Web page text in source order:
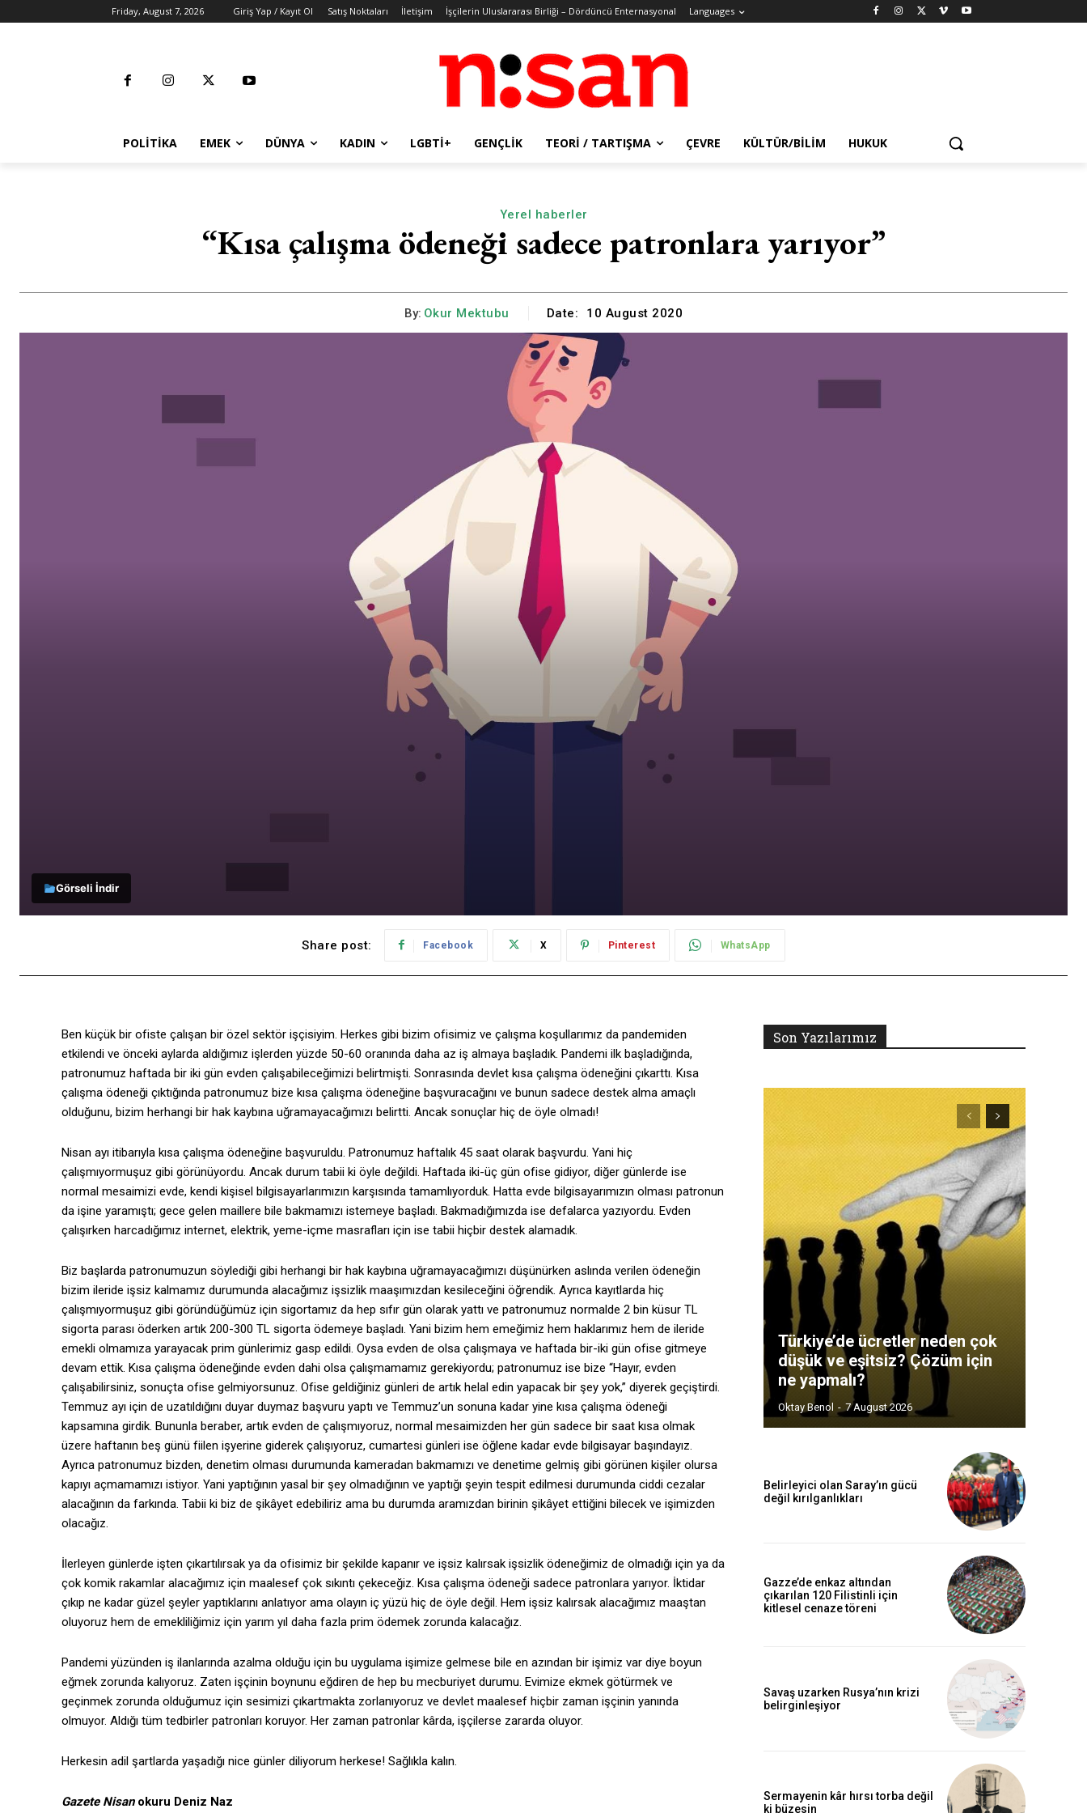
Friday, August 7, 2026 Giriş Yap / Kayıt Ol Satış Noktaları İletişim İşçilerin Uluslararası Birliği – Dördüncü Enternasyonal Languages
POLITIKA EMEK DÜNYA KADIN LGBTİ+ GENÇLIK TEORI / TARTIŞMA ÇEVRE KÜLTÜR/BILIM HUKUK
Yerel haberler
“Kısa çalışma ödeneği sadece patronlara yarıyor”
By: Okur Mektubu Date: 10 August 2020
Görseli İndir
Share post: Facebook X Pinterest WhatsApp
Ben küçük bir ofiste çalışan bir özel sektör işçisiyim. Herkes gibi bizim ofisimiz ve çalışma koşullarımız da pandemiden
etkilendi ve önceki aylarda aldığımız işlerden yüzde 50-60 oranında daha az iş almaya başladık. Pandemi ilk başladığında,
patronumuz haftada bir iki gün evden çalışabileceğimizi belirtmişti. Sonrasında devlet kısa çalışma ödeneğini çıkarttı. Kısa
çalışma ödeneği çıktığında patronumuz bize kısa çalışma ödeneğine başvuracağını ve bunun sadece destek alma amaçlı
olduğunu, bizim herhangi bir hak kaybına uğramayacağımızı belirtti. Ancak sonuçlar hiç de öyle olmadı!
Nisan ayı itibarıyla kısa çalışma ödeneğine başvuruldu. Patronumuz haftalık 45 saat olarak başvurdu. Yani hiç
çalışmıyormuşuz gibi görünüyordu. Ancak durum tabii ki öyle değildi. Haftada iki-üç gün ofise gidiyor, diğer günlerde ise
normal mesaimizi evde, kendi kişisel bilgisayarlarımızın karşısında tamamlıyorduk. Hatta evde bilgisayarımızın olması patronun
da işine yaramıştı; gece gelen maillere bile bakmamızı istemeye başladı. Bakmadığımızda ise defalarca yazıyordu. Evden
çalışırken harcadığımız internet, elektrik, yeme-içme masrafları için ise tabii hiçbir destek alamadık.
Biz başlarda patronumuzun söylediği gibi herhangi bir hak kaybına uğramayacağımızı düşünürken aslında verilen ödeneğin
bizim ileride işsiz kalmamız durumunda alacağımız işsizlik maaşımızdan kesileceğini öğrendik. Ayrıca kayıtlarda hiç
çalışmıyormuşuz gibi göründüğümüz için sigortamız da hep sıfır gün olarak yattı ve patronumuz normalde 2 bin küsur TL
sigorta parası öderken artık 200-300 TL sigorta ödemeye başladı. Yani bizim hem emeğimiz hem haklarımız hem de ileride
emekli olmamıza yarayacak prim günlerimiz gasp edildi. Oysa evden de olsa çalışmaya ve haftada bir-iki gün ofise gitmeye
devam ettik. Kısa çalışma ödeneğinde evden dahi olsa çalışmamamız gerekiyordu; patronumuz ise bize “Hayır, evden
çalışabilirsiniz, sonuçta ofise gelmiyorsunuz. Ofise geldiğiniz günleri de artık helal edin yapacak bir şey yok,” diyerek geçiştirdi.
Temmuz ayı için de uzatıldığını duyar duymaz başvuru yaptı ve Temmuz’un sonuna kadar yine kısa çalışma ödeneği
kapsamına girdik. Bununla beraber, artık evden de çalışmıyoruz, normal mesaimizden her gün sadece bir saat kısa olmak
üzere haftanın beş günü fiilen işyerine giderek çalışıyoruz, cumartesi günleri ise öğlene kadar evde bilgisayar başındayız.
Ayrıca patronumuz bizden, denetim olması durumunda kameradan bakmamızı ve denetime gelmiş gibi görünen kişiler olursa
kapıyı açmamamızı istiyor. Yani yaptığının yasal bir şey olmadığının ve yaptığı şeyin tespit edilmesi durumunda ciddi cezalar
alacağının da farkında. Tabii ki biz de şikâyet edebiliriz ama bu durumda aramızdan birinin şikâyet ettiğini bilecek ve işimizden
olacağız.
İlerleyen günlerde işten çıkartılırsak ya da ofisimiz bir şekilde kapanır ve işsiz kalırsak işsizlik ödeneğimiz de olmadığı için ya da
çok komik rakamlar alacağımız için maalesef çok sıkıntı çekeceğiz. Kısa çalışma ödeneği sadece patronlara yarıyor. İktidar
çıkıp ne kadar güzel şeyler yaptıklarını anlatıyor ama olayın iç yüzü hiç de öyle değil. Hem işsiz kalırsak alacağımız maaştan
oluyoruz hem de emekliliğimiz için yarım yıl daha fazla prim ödemek zorunda kalacağız.
Pandemi yüzünden iş ilanlarında azalma olduğu için bu uygulama işimize gelmese bile en azından bir işimiz var diye boyun
eğmek zorunda kalıyoruz. Zaten işçinin boynunu eğdiren de hep bu mecburiyet durumu. Evimize ekmek götürmek ve
geçinmek zorunda olduğumuz için sesimizi çıkartmakta zorlanıyoruz ve devlet maalesef hiçbir zaman işçinin yanında
olmuyor. Aldığı tüm tedbirler patronları koruyor. Her zaman patronlar kârda, işçilerse zararda oluyor.
Herkesin adil şartlarda yaşadığı nice günler diliyorum herkese! Sağlıkla kalın.
Gazete Nisanokuru Deniz Naz
Son Yazılarımız
Türkiye’de ücretler neden çok
düşük ve eşitsiz? Çözüm için
ne yapmalı?
Oktay Benol - 7 August 2026
Belirleyici olan Saray’ın gücü
değil kırılganlıkları
Gazze’de enkaz altından
çıkarılan 120 Filistinli için
kitlesel cenaze töreni
Savaş uzarken Rusya’nın krizi
belirginleşiyor
Sermayenin kâr hırsı torba değil
ki büzesin